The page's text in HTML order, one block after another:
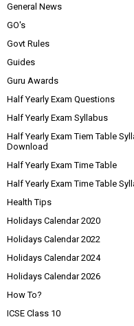
General News
GO's
Govt Rules
Guides
Guru Awards
Half Yearly Exam Questions
Half Yearly Exam Syllabus
Half Yearly Exam Tiem Table
Download
Half Yearly Exam Time Table
Half Yearly Exam Time Table
Health Tips
Holidays Calendar 2020
Holidays Calendar 2022
Holidays Calendar 2024
Holidays Calendar 2026
How To?
ICSE Class 10